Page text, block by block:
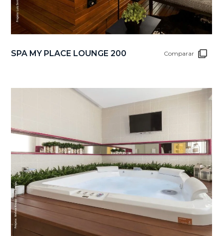
SPA MY PLACE LOUNGE 200 Comparar